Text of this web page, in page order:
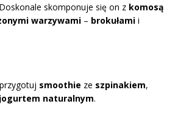
skomponuje się on z komosą
warzywami – brokułami i
smoothie ze szpinakiem,
jogurtem naturalnym.